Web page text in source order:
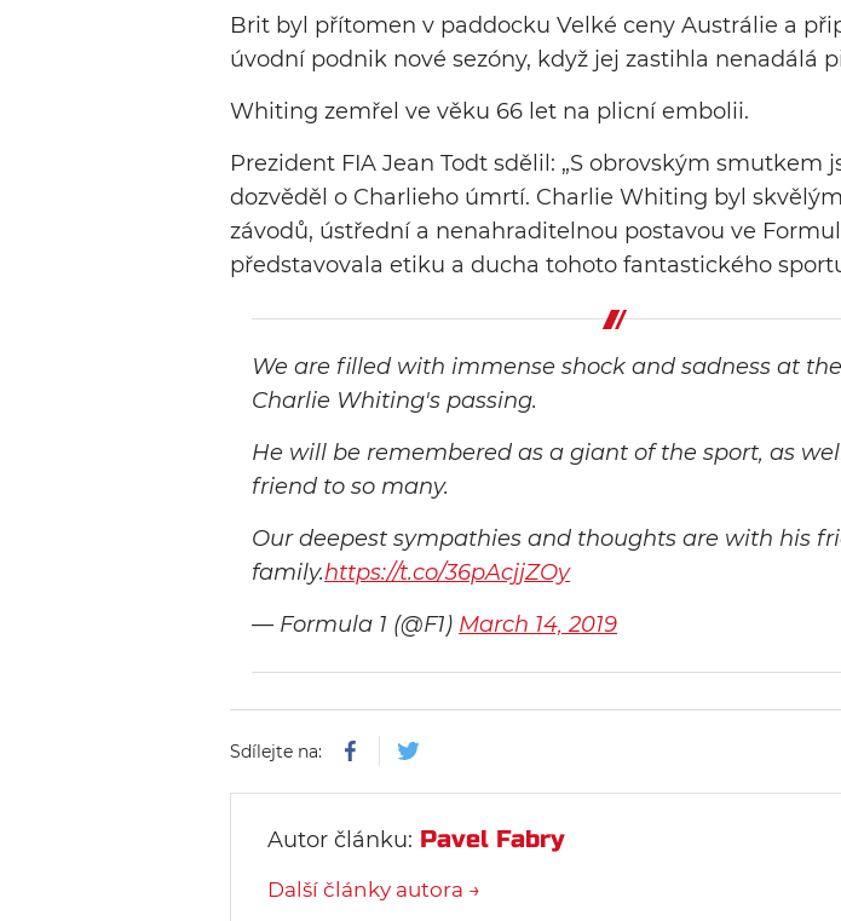
Brit byl přítomen v paddocku Velké ceny Austrálie a
úvodní podnik nové sezóny, když jej zastihla nenadálá
Whiting zemřel ve věku 66 let na plicní embolii.
Prezident FIA Jean Todt sdělil: „S obrovským smutkem
dozvěděl o Charlieho úmrtí. Charlie Whiting byl
závodů, ústřední a nenahraditelnou postavou ve
představovala etiku a ducha tohoto fantastického
We are filled with immense shock and sadness at
Charlie Whiting's passing.
He will be remembered as a giant of the sport, as
friend to so many.
Our deepest sympathies and thoughts are with his
family.https://t.co/36pAcjjZOy
— Formula 1 (@F1) March 14, 2019
Sdílejte na:
Autor článku: Pavel Fabry
Další články autora →